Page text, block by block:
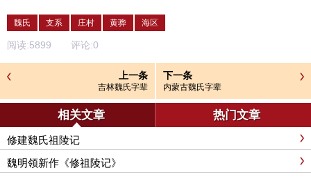
魏氏 支系 庄村 黄骅 海区
阅读:5899 评论:0
上一条
吉林魏氏字辈
下一条
内蒙古魏氏字辈
相关文章 热门文章
修建魏氏祖陵记
魏明领新作《修祖陵记》